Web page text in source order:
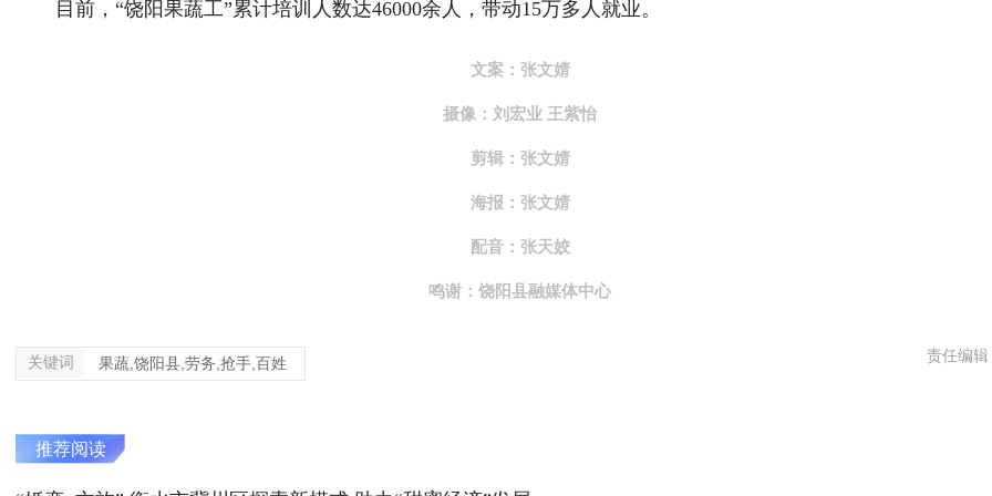
目前，“饶阳果蔬工”累计培训人数达46000余人，带动15万多人就业。
文案： 张文婧
摄像：刘宏业 王紫怡
剪辑： 张文婧
海报：张文婧
配音：张天姣
鸣谢：饶阳县融媒体中心
关键词 果蔬,饶阳县,劳务,抢手,百姓 责任编
推荐阅读